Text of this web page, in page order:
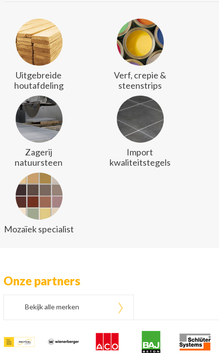
Uitgebreide
houtafdeling
Verf, crepie &
steenstrips
Zagerij
natuursteen
Import
kwaliteitstegels
Mozaïek specialist
Onze partners
Bekijk alle merken